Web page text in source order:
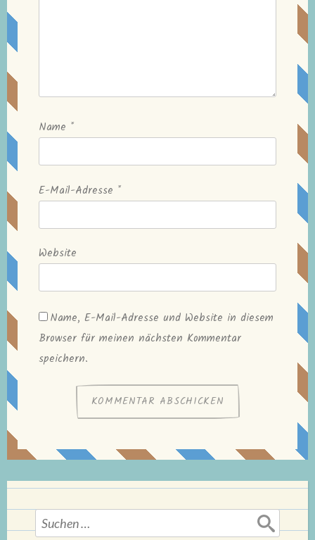
Name *
E-Mail-Adresse *
Website
Name, E-Mail-Adresse und Website in diesem
Browser für meinen nächsten Kommentar
speichern.
Suchen
nach: